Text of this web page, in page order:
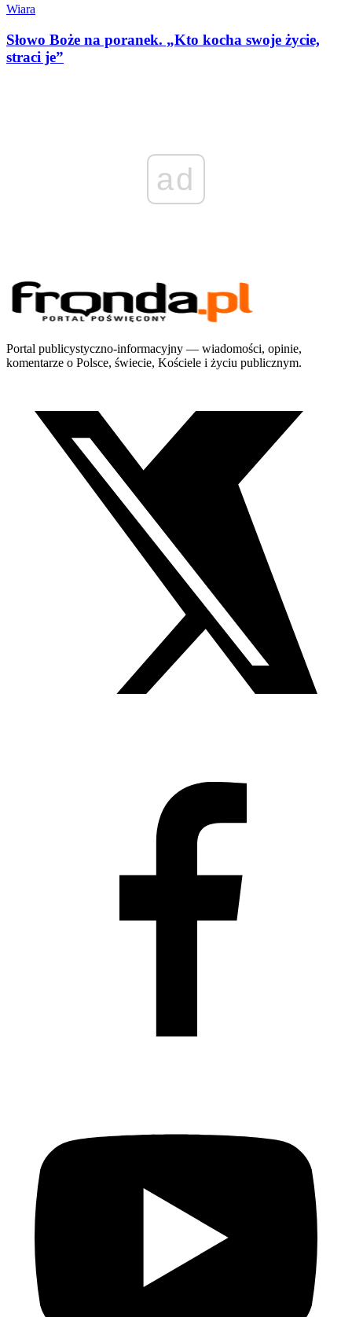
Wiara
Słowo Boże na poranek. „Kto kocha swoje życie,
straci je”
ad
Portal publicystyczno-informacyjny — wiadomości, opinie,
komentarze o Polsce, świecie, Kościele i życiu publicznym.